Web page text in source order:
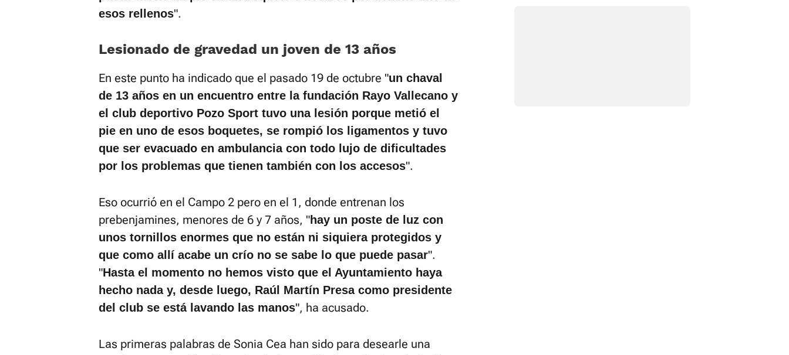
esos rellenos".
Lesionado de gravedad un joven de 13 años
En este punto ha indicado que el pasado 19 de octubre "un chaval
de 13 años en un encuentro entre la fundación Rayo Vallecano y
el club deportivo Pozo Sport tuvo una lesión porque metió el
pie en uno de esos boquetes, se rompió los ligamentos y tuvo
que ser evacuado en ambulancia con todo lujo de dificultades
por los problemas que tienen también con los accesos".
Eso ocurrió en el Campo 2 pero en el 1, donde entrenan los
prebenjamines, menores de 6 y 7 años, "hay un poste de luz con
unos tornillos enormes que no están ni siquiera protegidos y
que como allí acabe un crío no se sabe lo que puede pasar".
"Hasta el momento no hemos visto que el Ayuntamiento haya
hecho nada y, desde luego, Raúl Martín Presa como presidente
del club se está lavando las manos", ha acusado.
Las primeras palabras de Sonia Cea han sido para desearle una